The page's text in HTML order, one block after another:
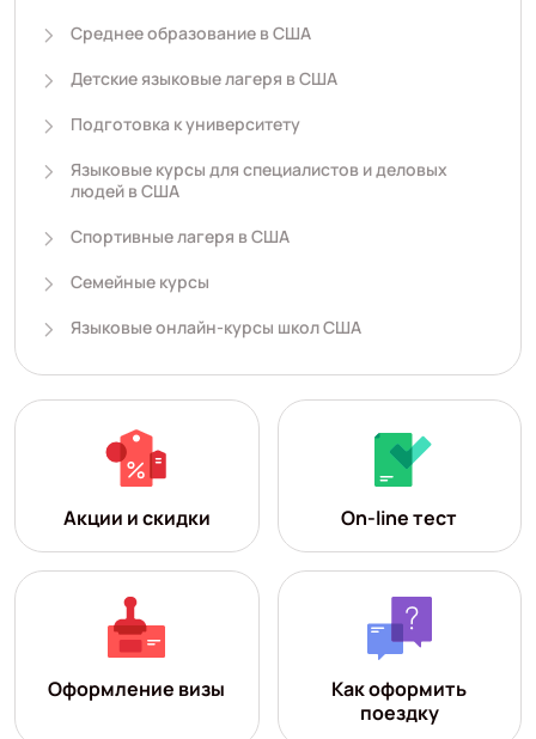
Среднее образование в США
Детские языковые лагеря в США
Подготовка к университету
Языковые курсы для специалистов и деловых
людей в США
Спортивные лагеря в США
Семейные курсы
Языковые онлайн-курсы школ США
Акции и скидки On-line тест
Оформление визы
Как оформить
поездку